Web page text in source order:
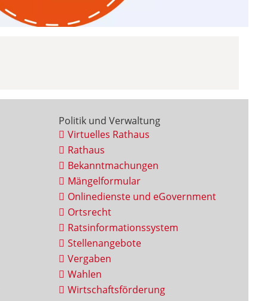
Politik und Verwaltung
Virtuelles Rathaus
Rathaus
Bekanntmachungen
Mängelformular
Onlinedienste und eGovernment
Ortsrecht
Ratsinformationssystem
Stellenangebote
Vergaben
Wahlen
Wirtschaftsförderung